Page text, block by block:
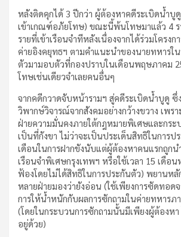
หลังติดคุกได้ 3 ปีกว่า ผู้ต้องหาคดีระเบิดน้ำ
เข้าเกณฑ์อภัยโทษ) ขณะนี้พ้นโทษมาแล้ว 4 ร
รายที่เข้าเรือนจำทีหลังเนื่องจากได้ร่วมโครง
ค่ายอิงคยุทธฯ ตามคำแนะนำของนายทหาร
ตัวมามอบตัวที่กองปราบในเดือนพฤษภาคม
โทษเช่นเดียวจำเลยคนอื่นๆ
จากคดีกวาดจับหน้ารามฯ สู่คดีระเบิดน้ำบูดู
วิพากษ์วิจารณ์จากสังคมอย่างกว้างขวาง เพร
ฝ่ายความมั่นคงภายใต้กฎหมายพิเศษและกระ
เป็นที่กังขา ไม่ว่าจะเป็นประเด็นสิทธิในการป
เดือนในการฝากขังนับแต่ผู้ต้องหาคนแรกถูกน
เรือนจำพิเศษกรุงเทพฯ หรือใช้เวลา 15 เดือ
ฟ้องโดยไม่ได้สิทธิในการประกันตัว) พยานห
หลายฝ่ายมองว่ายังอ่อน (ใช้เพียงการซัดทอด
การให้น้ำหนักกับผลการซักถามในค่ายทหารภ
(โดยในกระบวนการซักถามนั้นมีเพียงผู้ต้องห
อยู่ด้วย)